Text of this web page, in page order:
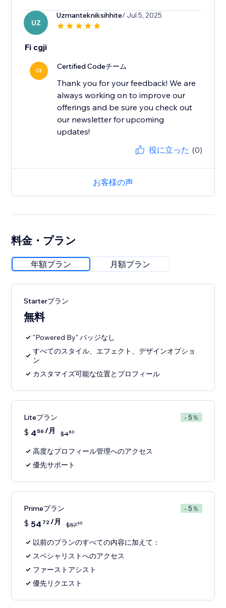
UZ
Uzmantekniksihhite/ Jul 5, 2025
Fi cgji
CE Certified Codeチーム
Thank you for your feedback! We are
always working on to improve our
offerings and be sure you check out
our newsletter for upcoming
updates!
役に立った (0)
お客様の声
料金・プラン
年額プラン 月額プラン
Starterプラン
無料
"Powered By" バッジなし
すべてのスタイル、エフェクト、デザインオプショ
ン
カスタマイズ可能な位置とプロフィール
Liteプラン - 5％
$ 4 56 /月 $480
高度なプロフィール管理へのアクセス
優先サポート
Primeプラン - 5％
$ 54 72/月 $5760
以前のプランのすべての内容に加えて：
スペシャリストへのアクセス
ファーストアシスト
優先リクエスト